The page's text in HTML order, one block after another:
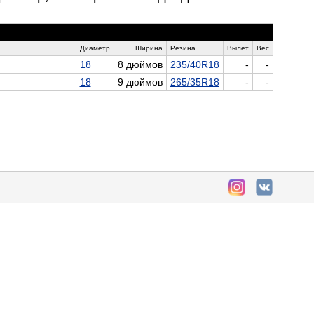
Диаметр Ширина Резина Вылет Вес
18 8 дюймов 235/40R18 -
-
18 9 дюймов 265/35R18 - -